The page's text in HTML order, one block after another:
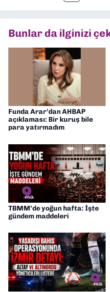
tamamladım.
Müdürü”
odaklı
yapıyorum
Bunlar da ilginizi
Funda Arar’dan AHBAP
açıklaması: Bir kuruş bile
para yatırmadım
TBMM’de yoğun hafta: İşte
gündem maddeleri